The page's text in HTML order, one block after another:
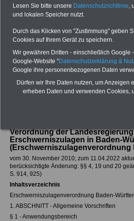
Ländern. Alle drei Ratgeber sind
gegliedert und erläutern auch komplizierte
Sachverhalte verständlich (auch für
Mitarbeiter des öffentlichen Dienstes in
Baden-Württemberg geeignet).
werden
ACHTUNG Neue Broschüre zum
Teilweise 5-stellige Nachzahlungen für
Beamtinnen & Beamte in Bund und
durch Neuordnung der amtsangemessen
Verordnung der
Erschwerniszulagen in Baden-
(Erschwerniszulagenverordnung
vom 30. November 2010; zum 11.04.2022
berücksichtigte Änderung: §§ 4, 19 und 20
S. 914, 925)
Inhaltsverzeichnis
Erschwerniszulagenverordnung Baden-
1. ABSCHNITT - Allgemeine Vorschriften
§ 1 - Anwendungsbereich
Lesen Sie bitte unsere Datenschutzrichtlinie,
und lokalen Speicher nutzt.
Durch das Klicken von "Zustimmung" geben
Cookies auf Ihrem Gerät zu speichern.
Wir gewähren Dritten - einschließlich Google
Google-Website "Datenschutzerklärung &
Google ihre personenbezogenen Daten
Dürfen wir Ihre Daten nutzen, um
erheben Daten und verwenden Cookies,